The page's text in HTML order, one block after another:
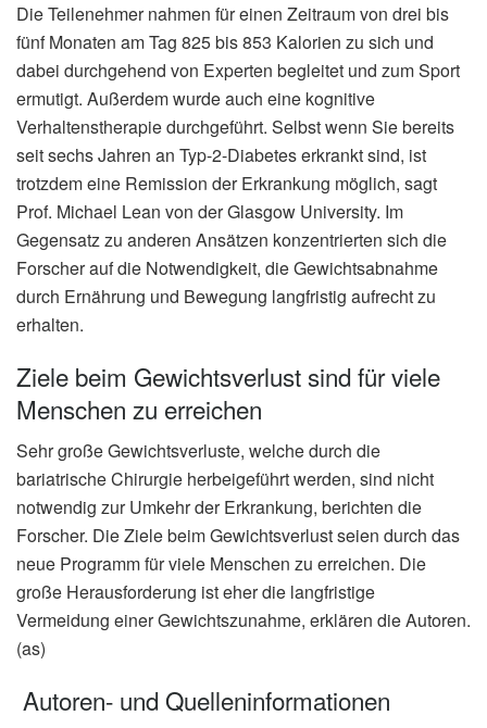
Die Teilenehmer nahmen für einen Zeitraum von drei bis
fünf Monaten am Tag 825 bis 853 Kalorien zu sich und
dabei durchgehend von Experten begleitet und zum Sport
ermutigt. Außerdem wurde auch eine kognitive
Verhaltenstherapie durchgeführt. Selbst wenn Sie bereits
seit sechs Jahren an Typ-2-Diabetes erkrankt sind, ist
trotzdem eine Remission der Erkrankung möglich, sagt
Prof. Michael Lean von der Glasgow University. Im
Gegensatz zu anderen Ansätzen konzentrierten sich die
Forscher auf die Notwendigkeit, die Gewichtsabnahme
durch Ernährung und Bewegung langfristig aufrecht zu
erhalten.
Ziele beim Gewichtsverlust sind für viele
Menschen zu erreichen
Sehr große Gewichtsverluste, welche durch die
bariatrische Chirurgie herbeigeführt werden, sind nicht
notwendig zur Umkehr der Erkrankung, berichten die
Forscher. Die Ziele beim Gewichtsverlust seien durch das
neue Programm für viele Menschen zu erreichen. Die
große Herausforderung ist eher die langfristige
Vermeidung einer Gewichtszunahme, erklären die Autoren.
(as)
Autoren- und Quelleninformationen